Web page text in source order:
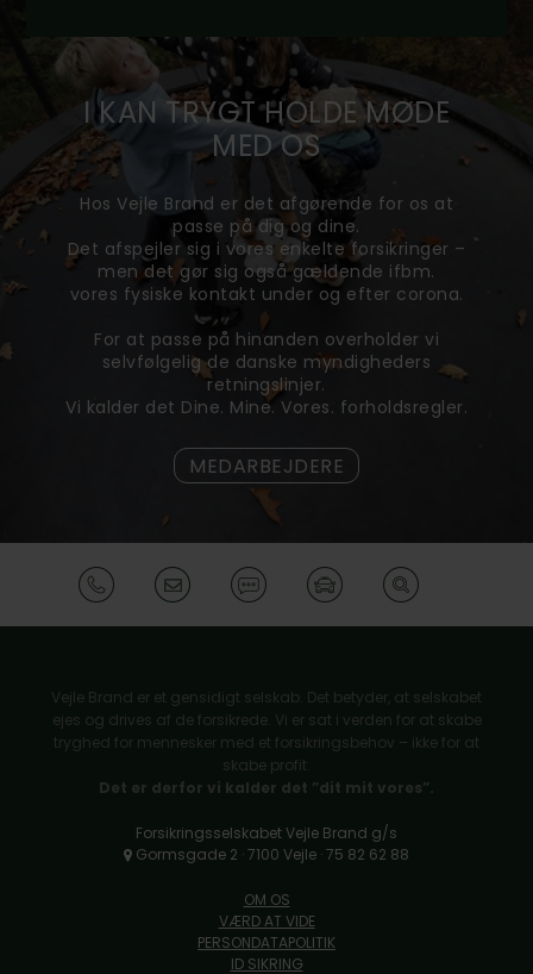
I KAN TRYGT HOLDE MØDE
MED OS
Hos Vejle Brand er det afgørende for os at
passe på dig og dine.
Det afspejler sig i vores enkelte forsikringer –
men det gør sig også gældende ifbm.
vores fysiske kontakt under og efter corona.
For at passe på hinanden overholder vi
selvfølgelig de danske myndigheders
retningslinjer.
Vi kalder det Dine. Mine. Vores. forholdsregler.
MEDARBEJDERE
Vejle Brand er et gensidigt selskab. Det betyder, at selskabet
ejes og drives af de forsikrede. Vi er sat i verden for at skabe
tryghed for mennesker med et forsikringsbehov – ikke for at
skabe profit.
Det er derfor vi kalder det ”dit mit vores”.
Forsikringsselskabet Vejle Brand g/s
Gormsgade 2 · 7100 Vejle · 75 82 62 88
OM OS
VÆRD AT VIDE
PERSONDATAPOLITIK
ID SIKRING